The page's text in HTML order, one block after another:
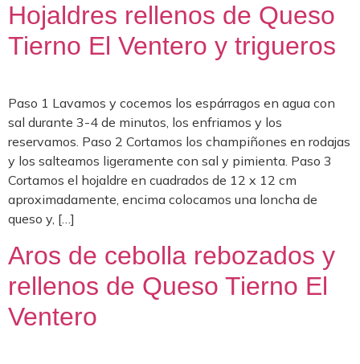
Hojaldres rellenos de Queso
Tierno El Ventero y trigueros
Paso 1 Lavamos y cocemos los espárragos en agua con
sal durante 3-4 de minutos, los enfriamos y los
reservamos. Paso 2 Cortamos los champiñones en rodajas
y los salteamos ligeramente con sal y pimienta. Paso 3
Cortamos el hojaldre en cuadrados de 12 x 12 cm
aproximadamente, encima colocamos una loncha de
queso y, […]
Aros de cebolla rebozados y
rellenos de Queso Tierno El
Ventero